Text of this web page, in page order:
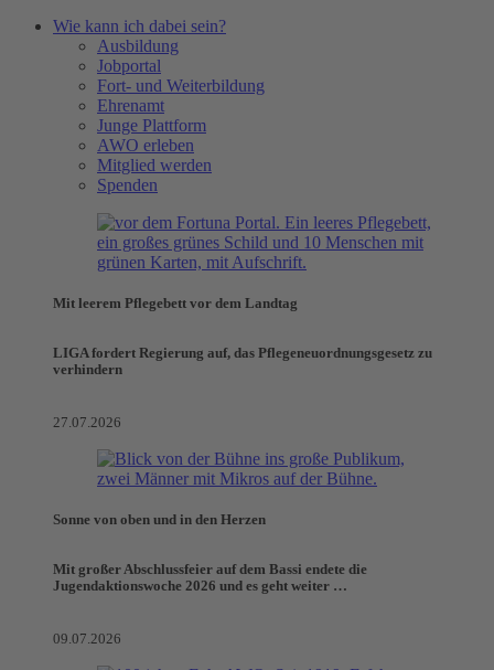
Wie kann ich dabei sein?
Ausbildung
Jobportal
Fort- und Weiterbildung
Ehrenamt
Junge Plattform
AWO erleben
Mitglied werden
Spenden
Mit leerem Pflegebett vor dem Landtag
LIGA fordert Regierung auf, das Pflegeneuordnungsgesetz zu
verhindern
27.07.2026
Sonne von oben und in den Herzen
Mit großer Abschlussfeier auf dem Bassi endete die
Jugendaktionswoche 2026 und es geht weiter …
09.07.2026